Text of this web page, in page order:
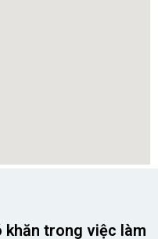
khăn trong việc làm